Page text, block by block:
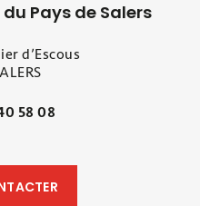
Pays de Salers
d’Escous
58 08